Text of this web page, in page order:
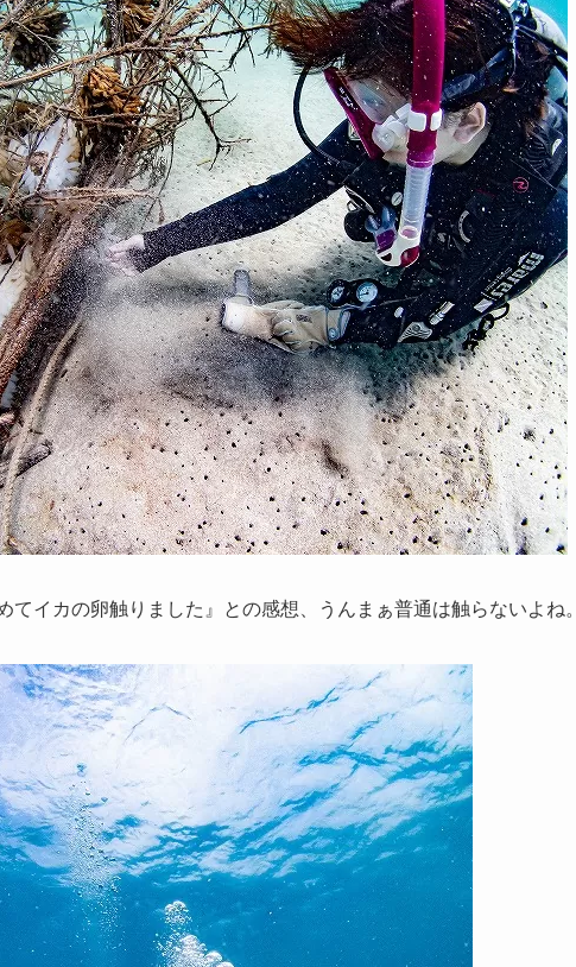
イカの卵触りました』との感想、うんまぁ普通は触らないよね。